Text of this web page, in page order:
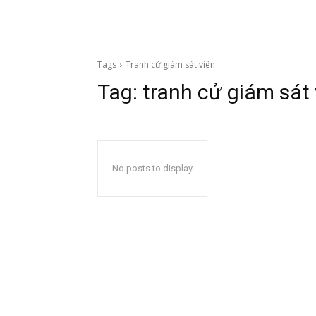
Tags Tranh cử giám sát viên
Tag: tranh cử giám sát
No posts to display